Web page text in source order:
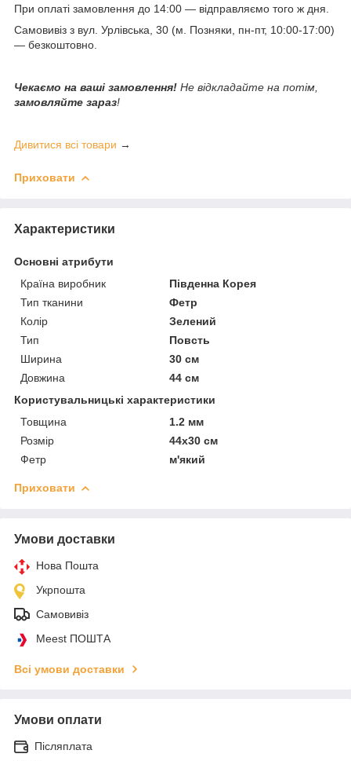
При оплаті замовлення до 14:00 — відправляємо того ж дня.
Самовивіз з вул. Урлівська, 30 (м. Позняки, пн-пт, 10:00-17:00)
— безкоштовно.
Чекаємо на ваші замовлення! Не відкладайте на потім,
замовляйте зараз!
Дивитися всі товари →
Приховати
Характеристики
Основні атрибути
Країна виробник
Південна Корея
Тип тканини
Фетр
Колір
Зелений
Тип
Повсть
Ширина
30 см
Довжина
44 см
Користувальницькі характеристики
Товщина
1.2 мм
Розмір
44х30 см
Фетр
м'який
Приховати
Умови доставки
Нова Пошта
Укрпошта
Самовивіз
Meest ПОШТА
Всі умови доставки
Умови оплати
Післяплата